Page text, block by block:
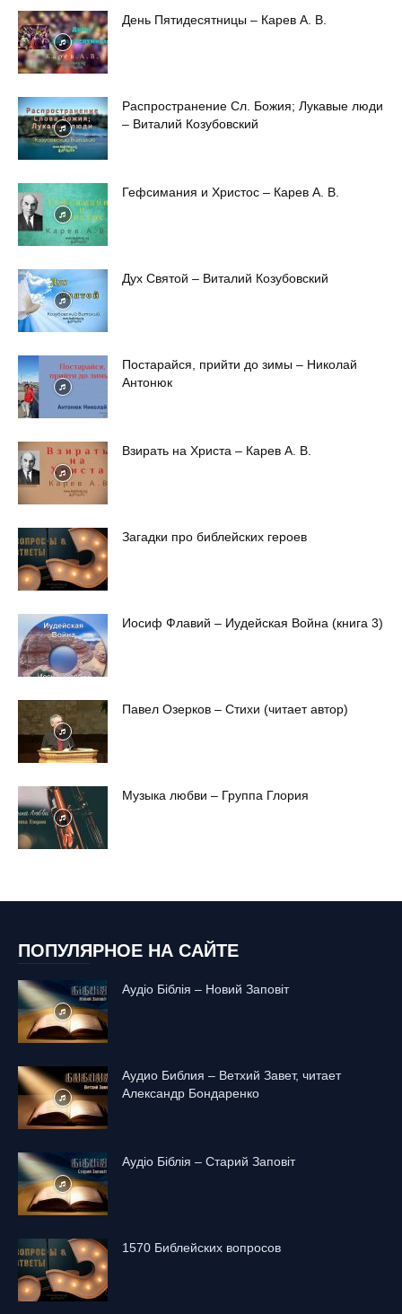
День Пятидесятницы – Карев А. В.
Распространение Сл. Божия; Лукавые люди
– Виталий Козубовский
Гефсимания и Христос – Карев А. В.
Дух Святой – Виталий Козубовский
Постарайся, прийти до зимы – Николай
Антонюк
Взирать на Христа – Карев А. В.
Загадки про библейских героев
Иосиф Флавий – Иудейская Война (книга 3)
Павел Озерков – Стихи (читает автор)
Музыка любви – Группа Глория
ПОПУЛЯРНОЕ НА САЙТЕ
Аудіо Біблія – Новий Заповіт
Аудио Библия – Ветхий Завет, читает
Александр Бондаренко
Аудіо Біблія – Старий Заповіт
1570 Библейских вопросов